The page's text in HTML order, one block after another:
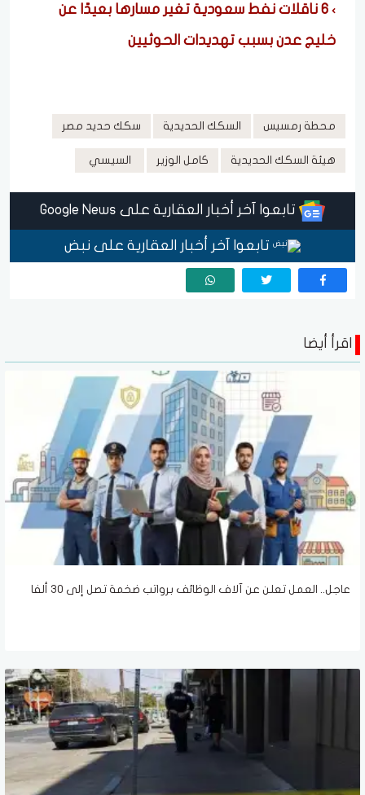
6 ناقلات نفط سعودية تغير مسارها بعيدًا عن
خليج عدن بسبب تهديدات الحوثيين
محطة رمسيس السكك الحديدية سكك حديد مصر
هيئة السكك الحديدية كامل الوزير السيسي
تابعوا آخر أخبار العقارية على Google News
تابعوا آخر أخبار العقارية على نبض
اقرأ أيضا
عاجل.. العمل تعلن عن آلاف الوظائف برواتب ضخمة تصل إلى 30 ألفا